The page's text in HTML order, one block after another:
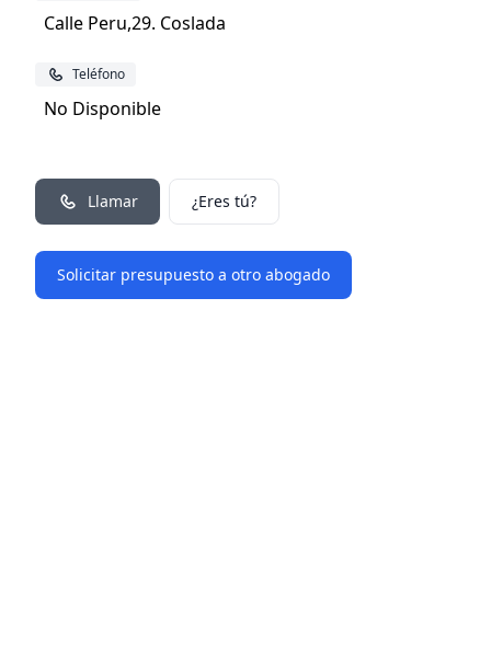
Calle Peru,29. Coslada
Teléfono
No Disponible
Llamar ¿Eres tú?
Solicitar presupuesto a otro abogado